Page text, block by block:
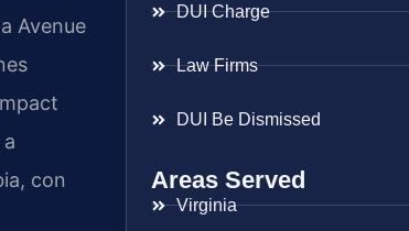
Avenue
con
DUI Charge
Law Firms
DUI Be Dismissed
Areas Served
Virginia